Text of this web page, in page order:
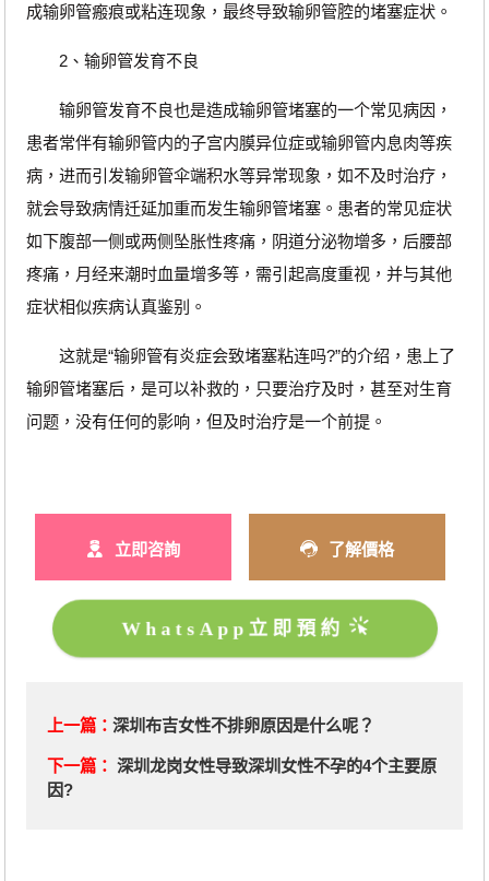
成输卵管瘢痕或粘连现象，最终导致输卵管腔的堵塞症状。
2、输卵管发育不良
输卵管发育不良也是造成输卵管堵塞的一个常见病因，
患者常伴有输卵管内的子宫内膜异位症或输卵管内息肉等疾
病，进而引发输卵管伞端积水等异常现象，如不及时治疗，
就会导致病情迁延加重而发生输卵管堵塞。患者的常见症状
如下腹部一侧或两侧坠胀性疼痛，阴道分泌物增多，后腰部
疼痛，月经来潮时血量增多等，需引起高度重视，并与其他
症状相似疾病认真鉴别。
这就是“输卵管有炎症会致堵塞粘连吗?”的介绍，患上了
输卵管堵塞后，是可以补救的，只要治疗及时，甚至对生育
问题，没有任何的影响，但及时治疗是一个前提。
立即咨詢 了解價格
WhatsApp立即預約
上一篇： 深圳布吉女性不排卵原因是什么呢？
下一篇： 深圳龙岗女性导致深圳女性不孕的4个主要原
因?